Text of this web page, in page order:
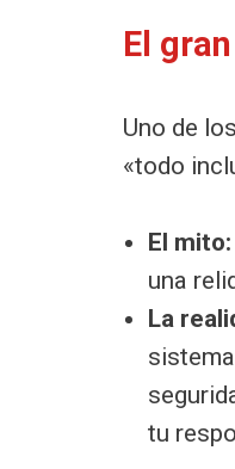
El
Uno de
«todo
El mito:
una
La
tu